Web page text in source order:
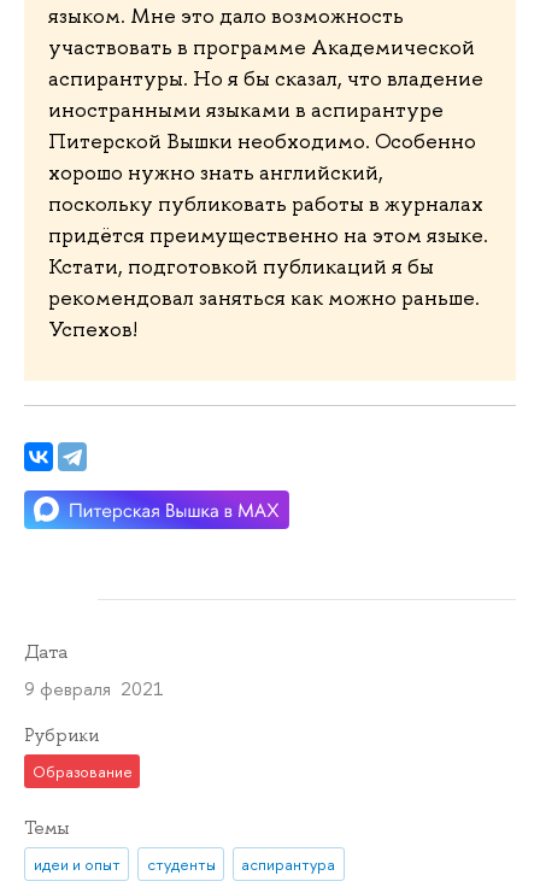
языком. Мне это дало возможность
участвовать в программе Академической
аспирантуры. Но я бы сказал, что владение
иностранными языками в аспирантуре
Питерской Вышки необходимо. Особенно
хорошо нужно знать английский,
поскольку публиковать работы в журналах
придётся преимущественно на этом языке.
Кстати, подготовкой публикаций я бы
рекомендовал заняться как можно раньше.
Успехов!
Дата
9 февраля 2021
Рубрики
Образование
Темы
идеи и опыт студенты аспирантура